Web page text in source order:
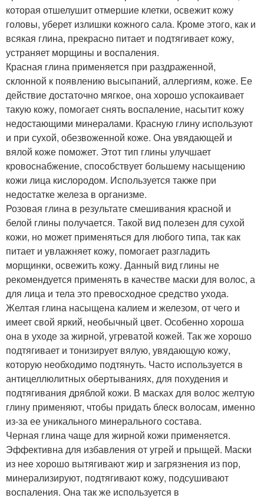
которая отшелушит отмершие клетки, освежит кожу
головы, уберет излишки кожного сала. Кроме этого, как и
всякая глина, прекрасно питает и подтягивает кожу,
устраняет морщины и воспаления.
Красная глина применяется при раздраженной,
склонной к появлению высыпаний, аллергиям, коже. Ее
действие достаточно мягкое, она хорошо успокаивает
такую кожу, помогает снять воспаление, насытит кожу
недостающими минералами. Красную глину используют
и при сухой, обезвоженной коже. Она увядающей и
вялой коже поможет. Этот тип глины улучшает
кровоснабжение, способствует большему насыщению
кожи лица кислородом. Используется также при
недостатке железа в организме.
Розовая глина в результате смешивания красной и
белой глины получается. Такой вид полезен для сухой
кожи, но может применяться для любого типа, так как
питает и увлажняет кожу, помогает разгладить
морщинки, освежить кожу. Данный вид глины не
рекомендуется применять в качестве маски для волос, а
для лица и тела это превосходное средство ухода.
Желтая глина насыщена калием и железом, от чего и
имеет свой яркий, необычный цвет. Особенно хороша
она в уходе за жирной, угреватой кожей. Так же хорошо
подтягивает и тонизирует вялую, увядающую кожу,
которую необходимо подтянуть. Часто используется в
антицеллюлитных обертываниях, для похудения и
подтягивания дряблой кожи. В масках для волос желтую
глину применяют, чтобы придать блеск волосам, именно
из-за ее уникального минерального состава.
Черная глина чаще для жирной кожи применяется.
Эффективна для избавления от угрей и прыщей. Маски
из нее хорошо вытягивают жир и загрязнения из пор,
минерализируют, подтягивают кожу, подсушивают
воспаления. Она так же используется в